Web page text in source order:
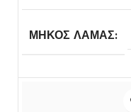
ΜΗΚΟΣ ΛΑΜΑΣ